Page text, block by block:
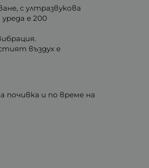
с ултразвукова
е 200
въздух е
почивка и по време на